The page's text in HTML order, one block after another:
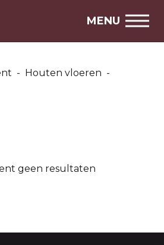
MENU
- Houten vloeren -
geen resultaten